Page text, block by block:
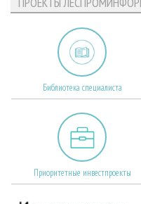
Библиотека специалиста
Приоритетные инвестпроекты